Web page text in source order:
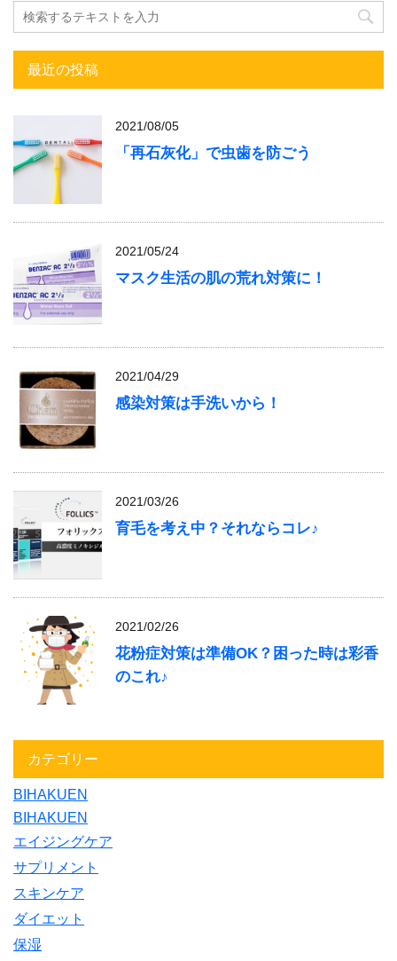
最近の投稿
2021/08/05
「再石灰化」で虫歯を防ごう
2021/05/24
マスク生活の肌の荒れ対策に！
2021/04/29
感染対策は手洗いから！
2021/03/26
育毛を考え中？それならコレ♪
2021/02/26
花粉症対策は準備OK？困った時は彩香
のこれ♪
カテゴリー
BIHAKUEN
BIHAKUEN
エイジングケア
サプリメント
スキンケア
ダイエット
保湿